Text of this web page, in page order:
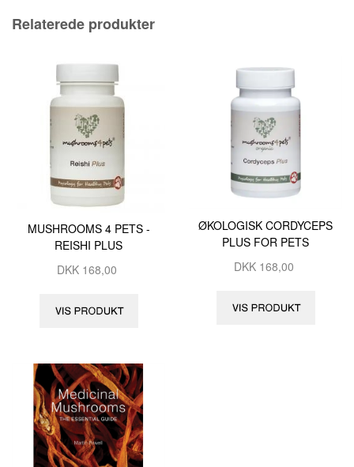
Relaterede produkter
MUSHROOMS 4 PETS -
REISHI PLUS
DKK 168,00
ØKOLOGISK CORDYCEPS
PLUS FOR PETS
DKK 168,00